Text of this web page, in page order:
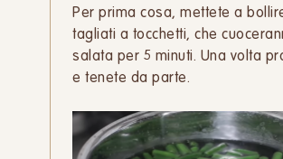
Per prima cosa, mettete a
tagliati a tocchetti, che
salata per 5 minuti. Una volta
e tenete da parte.